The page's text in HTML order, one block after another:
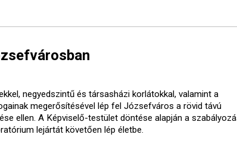
negyedszintű és társasházi korlátokkal, valamint a
megerősítésével lép fel Józsefváros a rövid távú
ellen. A Képviselő-testület döntése alapján a
lejártát követően lép életbe.